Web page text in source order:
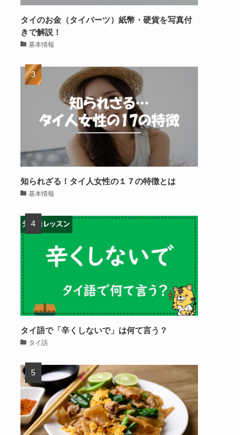
タイのお金（タイバーツ）紙幣・硬貨を写真付
きで解説！
基本情報
知られざる！タイ人女性の１７の特徴とは
基本情報
タイ語で「辛くしないで」は何て言う？
タイ語